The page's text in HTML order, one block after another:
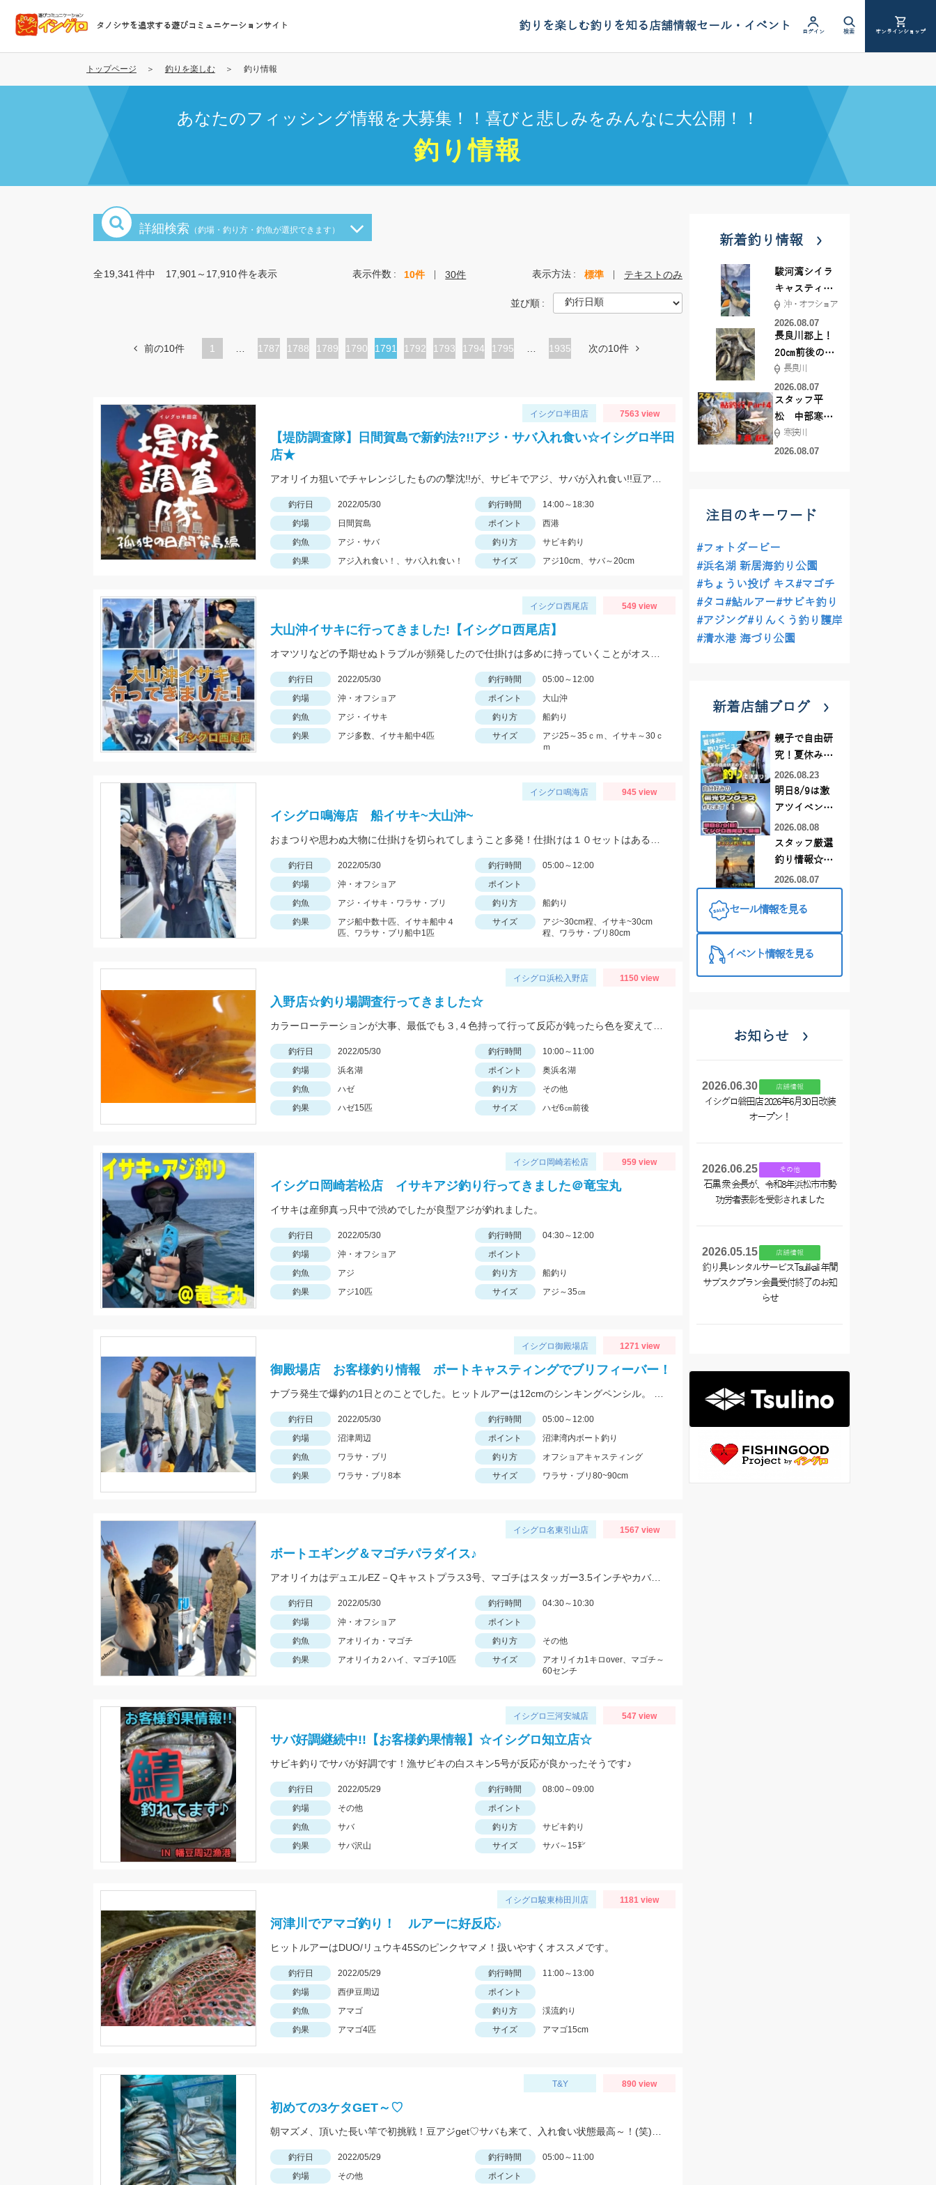
コ
テ
タノシサを追求する遊びコミュニケーションサイト 釣りを楽しむ釣りを知る店舗情報セール・イベント ログイン 検索 オンラインショップ
トップページ 釣りを楽しむ 釣り情報
あなたのフィッシング情報を大募集！！喜びと悲しみをみんなに大公開！！
釣り情報
詳細検索 （釣場・釣り方・釣魚が選択できます）
全19,341 件中 17,901～17,910件を表示 表示件数 10件 30件 表示方法 標準 テキストのみ
並び順
前の10件 1
ペ
1787
ペ
1788
ペ
1789
ペ
1790
カ
ペ
ジ
1791
ペ
1792
ペ
1793
ペ
1794
ペ
1795 1935 次の10件
イシグロ半田店 7563 view
【堤防調査隊】日間賀島で新釣法?!!アジ・サバ入れ食い☆イシグロ半田
店★
釣行日 2022/05/30 釣行時間
14:00～18:30
釣場
日間賀島 ポイント
西港
釣魚
アジ・サバ 釣り方
サビキ釣り
釣果
アジ入れ食い！、サバ入れ食い！ サイズ アジ10cm、サバ～20cm
イシグロ西尾店 549 view
大山沖イサキに行ってきました!【イシグロ西尾店】
釣行日 2022/05/30 釣行時間
05:00～12:00
釣場
沖・オフショア ポイント
大山沖
釣魚
アジ・イサキ 釣り方
船釣り
釣果
アジ多数、イサキ船中4匹 サイズ
アジ25～35ｃｍ、イサキ～30ｃ
ｍ
イシグロ鳴海店 945 view
イシグロ鳴海店 船イサキ~大山沖~
釣行日 2022/05/30 釣行時間
05:00～12:00
釣場
沖・オフショア
ポイント
釣魚
アジ・イサキ・ワラサ・ブリ 釣り方
船釣り
釣果
アジ船中数十匹、イサキ船中４
匹、ワラサ・ブリ船中1匹
サイズ
アジ~30cm程、イサキ~30cm
程、ワラサ・ブリ80cm
イシグロ浜松入野店 1150 view
入野店☆釣り場調査行ってきました☆
釣行日 2022/05/30 釣行時間
10:00～11:00
釣場
浜名湖 ポイント
奥浜名湖
釣魚
ハゼ 釣り方
その他
釣果
ハゼ15匹 サイズ ハゼ6㎝前後
イシグロ岡崎若松店 959 view
イシグロ岡崎若松店 イサキアジ釣り行ってきました＠竜宝丸
イサキは産卵真っ只中で渋めでしたが良型アジが釣れました。
釣行日 2022/05/30 釣行時間
04:30～12:00
釣場
沖・オフショア
ポイント
釣魚
アジ 釣り方
船釣り
釣果
アジ10匹 サイズ アジ～35㎝
イシグロ御殿場店 1271 view
御殿場店 お客様釣り情報 ボートキャスティングでブリフィーバー！
釣行日 2022/05/30 釣行時間
05:00～12:00
釣場
沼津周辺 ポイント
沼津湾内ボート釣り
釣魚
ワラサ・ブリ 釣り方
オフショアキャスティング
釣果
ワラサ・ブリ8本 サイズ ワラサ・ブリ80~90cm
イシグロ名東引山店 1567 view
ボートエギング＆マゴチパラダイス♪
アオリイカはデュエルEZ－Qキャストプラス3号、マゴチはスタッガー3.5インチやカバークローグランデにヒット！
釣行日 2022/05/30 釣行時間
04:30～10:30
釣場
沖・オフショア
ポイント
釣魚
アオリイカ・マゴチ 釣り方
その他
釣果
アオリイカ２ハイ、マゴチ10匹 サイズ
アオリイカ1キロover、マゴチ～
60センチ
イシグロ三河安城店 547 view
サバ好調継続中!!【お客様釣果情報】☆イシグロ知立店☆
サビキ釣りでサバが好調です！漁サビキの白スキン5号が反応が良かったそうです♪
釣行日 2022/05/29 釣行時間
08:00～09:00
釣場
その他
ポイント
釣魚
サバ 釣り方
サビキ釣り
釣果
サバ沢山 サイズ サバ～15㌢
イシグロ駿東柿田川店 1181 view
河津川でアマゴ釣り！ ルアーに好反応♪
ヒットルアーはDUO/リュウキ45Sのピンクヤマメ！扱いやすくオススメです。
釣行日 2022/05/29 釣行時間
11:00～13:00
釣場
西伊豆周辺
ポイント
釣魚
アマゴ 釣り方
渓流釣り
釣果
アマゴ4匹 サイズ アマゴ15cm
T&Y 890 view
初めての3ケタGET～♡
釣行日 2022/05/29 釣行時間
05:00～11:00
釣場
その他 ポイント
新着釣り情報
駿河湾シイラ
キャスティン
グ行ってきま
した！
沖・オフショア
2026.08.07
長良川郡上！
20㎝前後の確
率がUP！
長良川
2026.08.07
スタッフ平
松 中部寒狭
川アユ釣行
part3 18匹
寒狭川
2026.08.07
注目のキーワード
#フォトダービー
#浜名湖 新居海釣り公園
#ちょうい投げ キス#マゴチ
#タコ#鮎ルアー#サビキ釣り
#アジング#りんくう釣り護岸
#清水港 海づり公園
新着店舗ブログ
親子で自由研
究！夏休みに
釣りデビュー
2026.08.23
明日8/9は激
アツイベント
日！！！～オ
ーダー偏光グ
ラス受注会～
2026.08.08
スタッフ厳選
釣り情報☆彡
連休は何釣り
♪【イシグロ
2026.08.07
セール情報を見る
イベント情報を見る
お知らせ
2026.06.30 店舗情報
イシグロ磐田店 2026年6月30日改装
オープン！
2026.06.25 その他
石黒 衆 会長が、令和8年浜松市市勢
功労者表彰を受彰されました
2026.05.15 店舗情報
釣り具レンタルサービスTsulikali 年間
サブスクプラン会員受付終了のお知
らせ